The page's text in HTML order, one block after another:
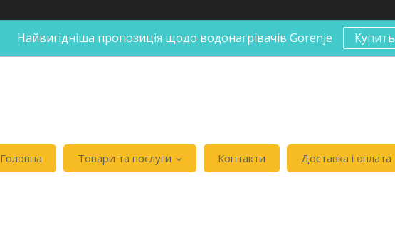
Найвигідніша пропозиція щодо водонагрівачів Gorenje Купить
Головна Товари та послуги Контакти Доставка і оплата